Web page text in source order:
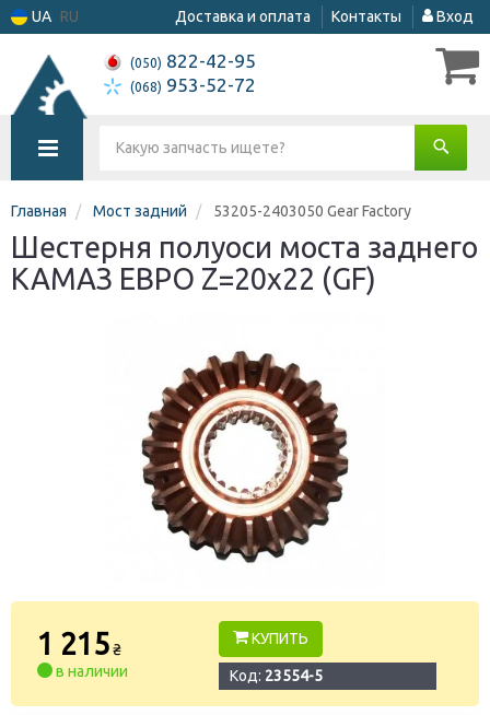
UA RU Доставка и оплата Контакты Вход
(050) 822-42-95
(068) 953-52-72
Главная Мост задний 53205-2403050 Gear Factory
Шестерня полуоси моста заднего
КАМАЗ ЕВРО Z=20х22 (GF)
1 215₴
в наличии
КУПИТЬ
Код: 23554-5